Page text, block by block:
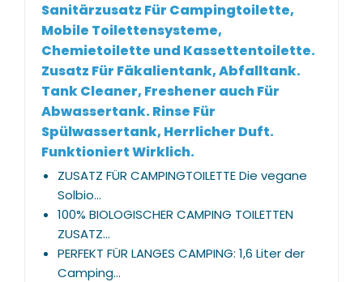
Sanitärzusatz Für Campingtoilette,
Mobile Toilettensysteme,
Chemietoilette und Kassettentoilette.
Zusatz Für Fäkalientank, Abfalltank.
Tank Cleaner, Freshener auch Für
Abwassertank. Rinse Für
Spülwassertank, Herrlicher Duft.
Funktioniert Wirklich.
ZUSATZ FÜR CAMPINGTOILETTE Die vegane
Solbio...
100% BIOLOGISCHER CAMPING TOILETTEN
ZUSATZ...
PERFEKT FÜR LANGES CAMPING: 1,6 Liter der
Camping...